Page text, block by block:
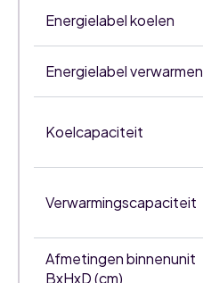
Energielabel koelen
Energielabel verwarmen
Koelcapaciteit
Verwarmingscapaciteit
Afmetingen binnenunit
BxHxD (cm)